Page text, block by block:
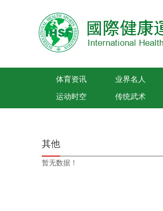
体育资讯 业界名人
运动时空 传统武术
其他
暂无数据！